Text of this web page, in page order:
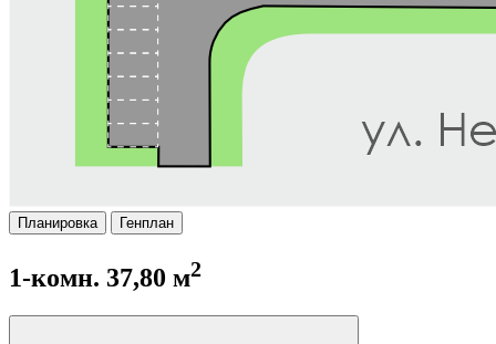
Планировка Генплан
1-комн. 37,80 м2